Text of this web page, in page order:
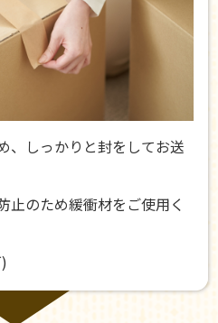
、しっかりと封をしてお送
止のため緩衝材をご使用く